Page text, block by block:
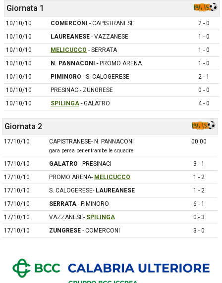
Giornata 1
10/10/10 COMERCONI - CAPISTRANESE
2 - 0
10/10/10
LAUREANESE - VAZZANESE
1 - 0
10/10/10
MELICUCCO - SERRATA
1 - 0
10/10/10
N. PANNACONI - PROMO ARENA
1 - 0
10/10/10
PIMINORO - S. CALOGERESE
2 - 1
10/10/10
PRESINACI- ZUNGRESE
0 - 0
10/10/10
SPILINGA - GALATRO 4 - 0
Giornata 2
17/10/10 CAPISTRANESE- N. PANNACONI
gara persa per entrambe le squadre
00:00
17/10/10 GALATRO - PRESINACI
3 - 1
17/10/10
PROMO ARENA- MELICUCCO
1 - 2
17/10/10
S. CALOGERESE- LAUREANESE
1 - 2
17/10/10
SERRATA - PIMINORO
6 - 1
17/10/10
VAZZANESE- SPILINGA
0 - 3
17/10/10
ZUNGRESE - COMERCONI 3 - 0